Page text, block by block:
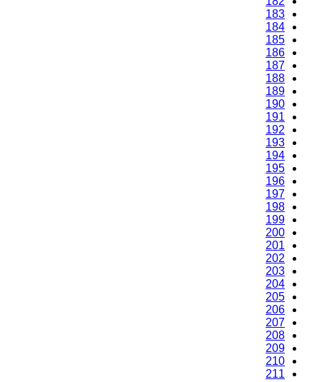
183
184
185
186
187
188
189
190
191
192
193
194
195
196
197
198
199
200
201
202
203
204
205
206
207
208
209
210
211